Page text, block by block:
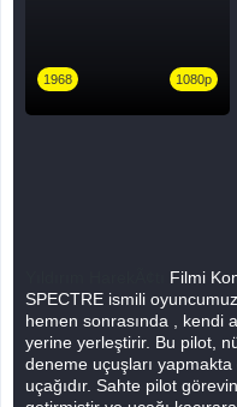
1968 1080p
Filmi
SPECTRE ismili
hemen sonrasında , kendi
yerine yerleştirir. Bu pilot,
deneme uçuşları
uçağıdır. Sahte pilot